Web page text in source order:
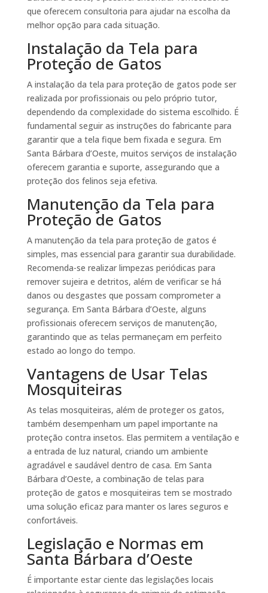
que oferecem consultoria para ajudar na escolha da
melhor opção para cada situação.
Instalação da Tela para
Proteção de Gatos
A instalação da tela para proteção de gatos pode ser
realizada por profissionais ou pelo próprio tutor,
dependendo da complexidade do sistema escolhido. É
fundamental seguir as instruções do fabricante para
garantir que a tela fique bem fixada e segura. Em
Santa Bárbara d’Oeste, muitos serviços de instalação
oferecem garantia e suporte, assegurando que a
proteção dos felinos seja efetiva.
Manutenção da Tela para
Proteção de Gatos
A manutenção da tela para proteção de gatos é
simples, mas essencial para garantir sua durabilidade.
Recomenda-se realizar limpezas periódicas para
remover sujeira e detritos, além de verificar se há
danos ou desgastes que possam comprometer a
segurança. Em Santa Bárbara d’Oeste, alguns
profissionais oferecem serviços de manutenção,
garantindo que as telas permaneçam em perfeito
estado ao longo do tempo.
Vantagens de Usar Telas
Mosquiteiras
As telas mosquiteiras, além de proteger os gatos,
também desempenham um papel importante na
proteção contra insetos. Elas permitem a ventilação e
a entrada de luz natural, criando um ambiente
agradável e saudável dentro de casa. Em Santa
Bárbara d’Oeste, a combinação de telas para
proteção de gatos e mosquiteiras tem se mostrado
uma solução eficaz para manter os lares seguros e
confortáveis.
Legislação e Normas em
Santa Bárbara d’Oeste
É importante estar ciente das legislações locais